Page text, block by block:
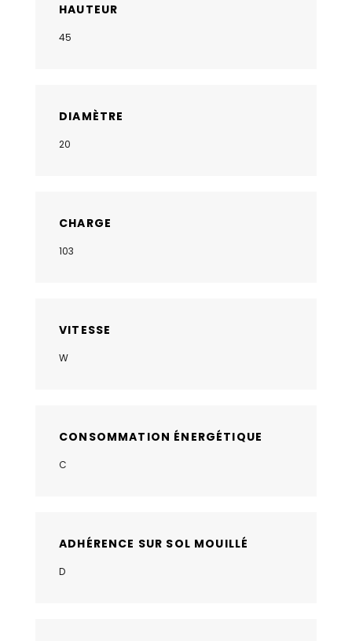
HAUTEUR
45
DIAMÈTRE
20
CHARGE
103
VITESSE
W
CONSOMMATION ÉNERGÉTIQUE
C
ADHÉRENCE SUR SOL MOUILLÉ
D